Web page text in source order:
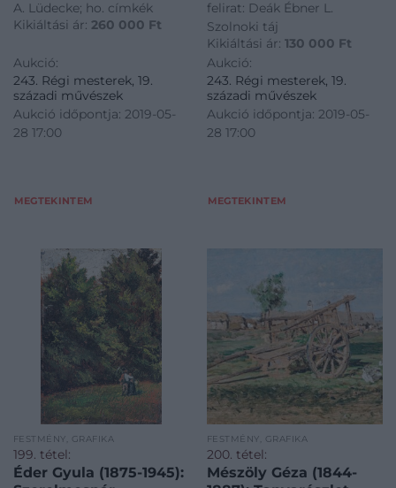
A. Lüdecke; ho. címkék
Kikiáltási ár: 260 000 Ft
Aukció:
243. Régi mesterek, 19.
századi művészek
Aukció időpontja: 2019-05-
28 17:00
MEGTEKINTEM
felirat: Deák Ébner L.
Szolnoki táj
Kikiáltási ár: 130 000 Ft
Aukció:
243. Régi mesterek, 19.
századi művészek
Aukció időpontja: 2019-05-
28 17:00
MEGTEKINTEM
FESTMÉNY, GRAFIKA
199. tétel:
Éder Gyula (1875-1945):
FESTMÉNY, GRAFIKA
200. tétel:
Mészöly Géza (1844-